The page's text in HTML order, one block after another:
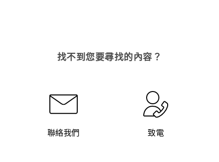
找不到您要尋找的內容？
聯絡我們 致電